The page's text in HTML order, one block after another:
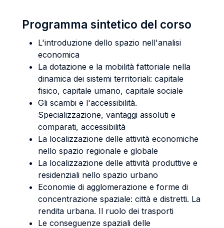
Programma sintetico del corso
L'introduzione dello spazio nell'analisi
economica
La dotazione e la mobilità fattoriale nella
dinamica dei sistemi territoriali: capitale
fisico, capitale umano, capitale sociale
Gli scambi e l'accessibilità.
Specializzazione, vantaggi assoluti e
comparati, accessibilità
La localizzazione delle attività economiche
nello spazio regionale e globale
La localizzazione delle attività produttive e
residenziali nello spazio urbano
Economie di agglomerazione e forme di
concentrazione spaziale: città e distretti. La
rendita urbana. Il ruolo dei trasporti
Le conseguenze spaziali delle